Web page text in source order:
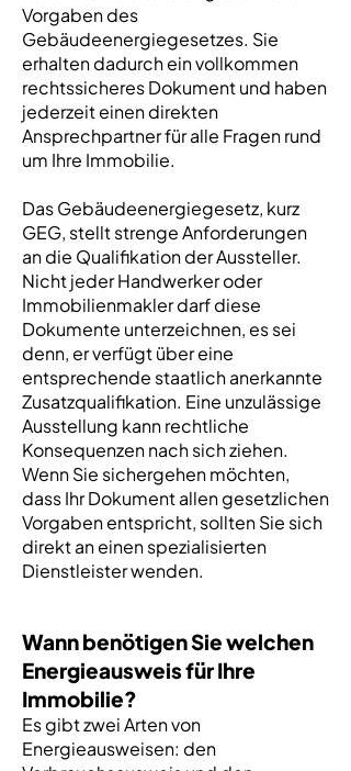
Vorgaben des
Gebäudeenergiegesetzes. Sie
erhalten dadurch ein vollkommen
rechtssicheres Dokument und haben
jederzeit einen direkten
Ansprechpartner für alle Fragen rund
um Ihre Immobilie.
Das Gebäudeenergiegesetz, kurz
GEG, stellt strenge Anforderungen
an die Qualifikation der Aussteller.
Nicht jeder Handwerker oder
Immobilienmakler darf diese
Dokumente unterzeichnen, es sei
denn, er verfügt über eine
entsprechende staatlich anerkannte
Zusatzqualifikation. Eine unzulässige
Ausstellung kann rechtliche
Konsequenzen nach sich ziehen.
Wenn Sie sichergehen möchten,
dass Ihr Dokument allen gesetzlichen
Vorgaben entspricht, sollten Sie sich
direkt an einen spezialisierten
Dienstleister wenden.
Wann benötigen Sie welchen
Energieausweis für Ihre
Immobilie?
Es gibt zwei Arten von
Energieausweisen: den